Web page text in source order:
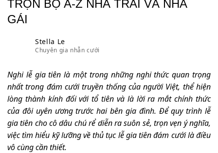
TRỌN BỘ A-Z NHÀ TRAI VÀ NHÀ
GÁI
Stella Le
Chuyên gia nhẫn cưới
Nghi lễ gia tiên là một trong những nghi thức quan trọng
nhất trong đám cưới truyền thống của người Việt, thể hiện
lòng thành kính đối với tổ tiên và là lời ra mắt chính thức
của đôi uyên ương trước hai bên gia đình. Để quy trình lễ
gia tiên cho cô dâu chú rể diễn ra suôn sẻ, trọn vẹn ý nghĩa,
việc tìm hiểu kỹ lưỡng về thủ tục lễ gia tiên đám cưới là điều
vô cùng cần thiết.